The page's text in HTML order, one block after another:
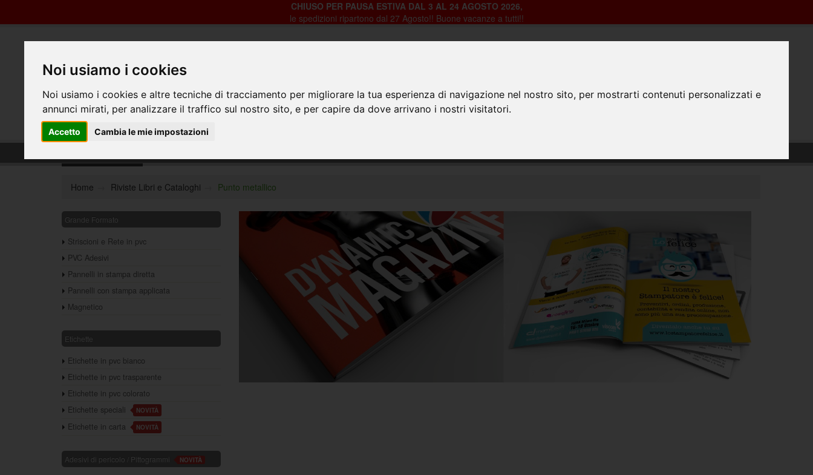
Noi usiamo i cookies
Noi usiamo i cookies e altre tecniche di tracciamento per migliorare la tua esperienza di navigazione nel nostro sito, per mostrarti contenuti personalizzati e
annunci mirati, per analizzare il traffico sul nostro sito, e per capire da dove arrivano i nostri visitatori.
Accetto Cambia le mie impostazioni
CHIUSO PER PAUSA ESTIVA DAL 3 AL 24 AGOSTO 2026,
le spedizioni ripartono dal 27 Agosto!! Buone vacanze a tutti!!
Home Riviste Libri e Cataloghi Punto metallico
Grande Formato
Striscioni e Rete in pvc
PVC Adesivi
Pannelli in stampa diretta
Pannelli con stampa applicata
Magnetico
Etichette
Etichette in pvc bianco
Etichette in pvc trasparente
Etichette in pvc colorato
Etichette speciali
NOVITÀ
Etichette in carta NOVITÀ
Adesivi di pericolo / Pittogrammi NOVITÀ